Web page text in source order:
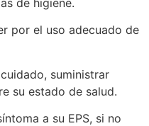
por el uso adecuado de
suministrar
su estado de salud.
a su EPS, si no